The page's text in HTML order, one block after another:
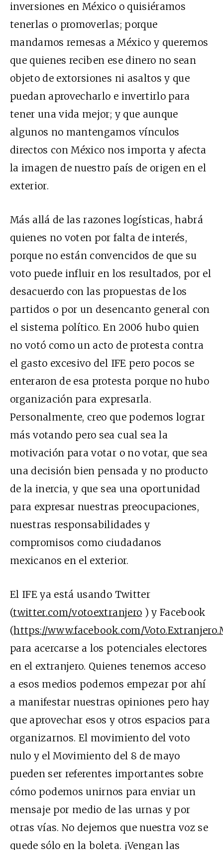
inversiones en México o quisiéramos
tenerlas o promoverlas; porque
mandamos remesas a México y queremos
que quienes reciben ese dinero no sean
objeto de extorsiones ni asaltos y que
puedan aprovecharlo e invertirlo para
tener una vida mejor; y que aunque
algunos no mantengamos vínculos
directos con México nos importa y afecta
la imagen de nuestro país de origen en el
exterior.
Más allá de las razones logísticas, habrá
quienes no voten por falta de interés,
porque no están convencidos de que su
voto puede influir en los resultados, por el
desacuerdo con las propuestas de los
partidos o por un desencanto general con
el sistema político. En 2006 hubo quien
no votó como un acto de protesta contra
el gasto excesivo del IFE pero pocos se
enteraron de esa protesta porque no hubo
organización para expresarla.
Personalmente, creo que podemos lograr
más votando pero sea cual sea la
motivación para votar o no votar, que sea
una decisión bien pensada y no producto
de la inercia, y que sea una oportunidad
para expresar nuestras preocupaciones,
nuestras responsabilidades y
compromisos como ciudadanos
mexicanos en el exterior.
El IFE ya está usando Twitter
(twitter.com/votoextranjero ) y Facebook
(https://www.facebook.com/
para acercarse a los potenciales electores
en el extranjero. Quienes tenemos acceso
a esos medios podemos empezar por ahí
a manifestar nuestras opiniones pero hay
que aprovechar esos y otros espacios para
organizarnos. El movimiento del voto
nulo y el Movimiento del 8 de mayo
pueden ser referentes importantes sobre
cómo podemos unirnos para enviar un
mensaje por medio de las urnas y por
otras vías. No dejemos que nuestra voz se
quede sólo en la boleta. ¡Vengan las